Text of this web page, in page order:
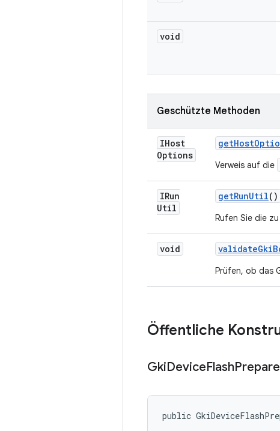
void
Geschützte Methoden
IHost
Options
getHost
Verweis auf die
IRun
Util
getRunUtil()
Rufen Sie die
void validateGki
Prüfen, ob das
Öffentliche
GkiDeviceFlash
public